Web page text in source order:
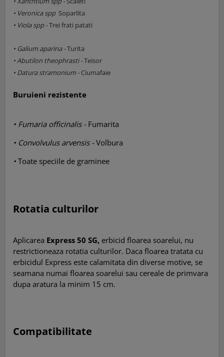
• Veronica spp Soparlita
• Viola spp -Trei frati patati
• Galium aparina -Turita
•Abutilon theophrasti -Teisor
• Datura stramonium -Ciumafaie
Buruieni rezistente
• Fumaria officinalis - Fumarita
• Convolvulus arvensis -Volbura
•Toate speciile de graminee
Rotatia culturilor
Aplicarea Express 50 SG, erbicid floarea soarelui, nu
restrictioneaza rotatia culturilor. Daca floarea tratata cu
erbicidul Express este calamitata din diverse motive, se
seamana numai floarea soarelui sau cereale de primvara
dupa aratura la minim 15 cm.
Compatibilitate